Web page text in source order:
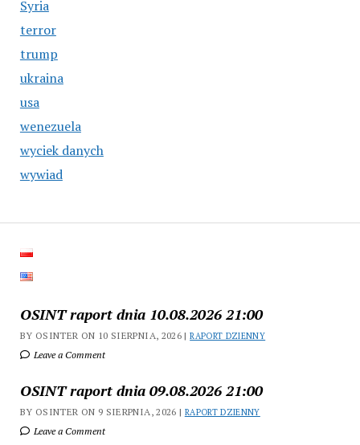
Syria
terror
trump
ukraina
usa
wenezuela
wyciek danych
wywiad
OSINT raport dnia 10.08.2026 21:00
BY OSINTER ON 10 SIERPNIA, 2026 |RAPORT DZIENNY
Leave a Comment
OSINT raport dnia 09.08.2026 21:00
BY OSINTER ON 9 SIERPNIA, 2026 | RAPORT DZIENNY
Leave a Comment